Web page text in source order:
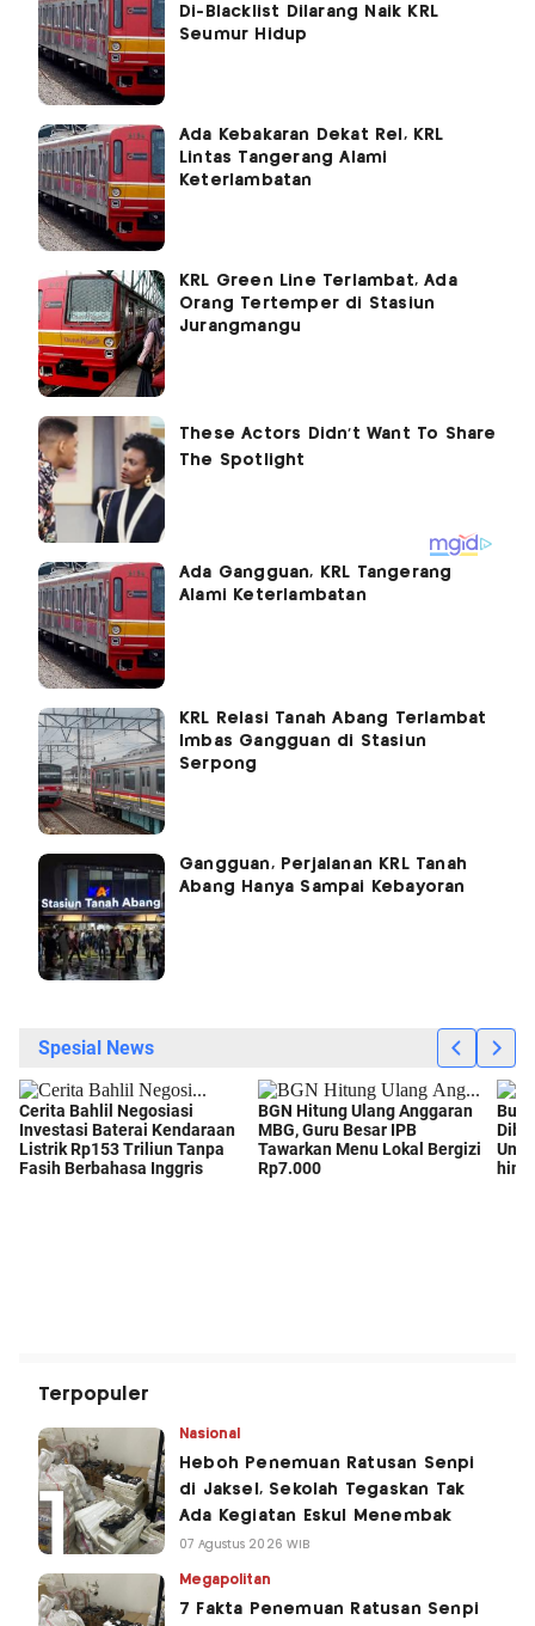
Di-Blacklist Dilarang Naik KRL
Seumur Hidup
Ada Kebakaran Dekat Rel, KRL
Lintas Tangerang Alami
Keterlambatan
KRL Green Line Terlambat, Ada
Orang Tertemper di Stasiun
Jurangmangu
Ada Gangguan, KRL Tangerang
Alami Keterlambatan
KRL Relasi Tanah Abang Terlambat
Imbas Gangguan di Stasiun
Serpong
Gangguan, Perjalanan KRL Tanah
Abang Hanya Sampai Kebayoran
Terpopuler
Nasional
Heboh Penemuan Ratusan Senpi
di Jaksel, Sekolah Tegaskan Tak
Ada Kegiatan Eskul Menembak
07 Agustus 2026 WIB
Megapolitan
7 Fakta Penemuan Ratusan Senpi